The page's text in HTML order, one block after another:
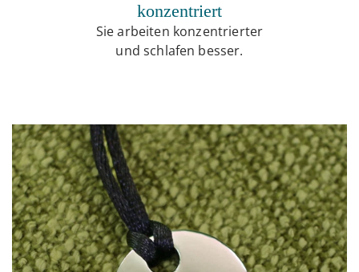
konzentriert
Sie arbeiten konzentrierter
und schlafen besser.